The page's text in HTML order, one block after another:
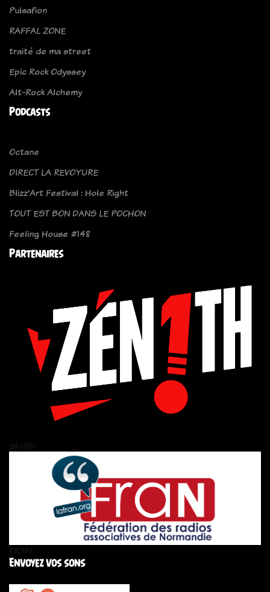
Pulsafion
RAFFAL ZONE
traité de ma street
Epic Rock Odyssey
Alt-Rock Alchemy
Podcasts
Octane
DIRECT LA REVOYURE
Blizz'Art Festival : Hole Right
TOUT EST BON DANS LE POCHON
Feeling House #148
Partenaires
Envoyez vos sons